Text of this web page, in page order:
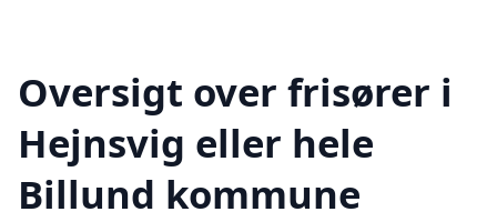
Oversigt over frisører i
Hejnsvig eller hele
Billund kommune